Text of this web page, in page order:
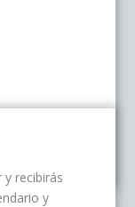
recibirás
y